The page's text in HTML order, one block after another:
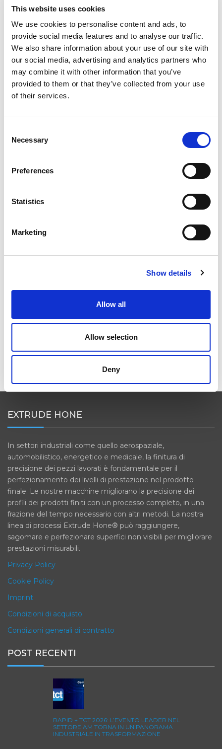
This website uses cookies
We use cookies to personalise content and ads, to
provide social media features and to analyse our traffic.
We also share information about your use of our site with
our social media, advertising and analytics partners who
may combine it with other information that you’ve
provided to them or that they’ve collected from your use
of their services.
Selection
Necessary
Preferences
Statistics
Marketing
Show details
Allow all
Allow selection
Deny
CERCA
Search
for:
POST RECENTI
OMTEC 2025: L’EVENTO ORTOPEDICO
PERFORMANCE
LE SOLUZIONI DI EXTRUDE HONE PER IL SETTORE
AEROSPAZIALE AL SALONE INTERNAZIONALE
EXTRUDE HONE
In settori industriali come quello aerospaziale,
automobilistico, energetico e medicale, la finitura di
precisione dei pezzi lavorati è fondamentale per il
perfezionamento dei livelli di prestazione nel prodotto
finale. Le nostre macchine migliorano la precisione dei
profili dei prodotti finiti con un processo completo, in una
frazione del tempo necessario con altri metodi. La nostra
linea di processi Extrude Hone® può raggiungere,
sagomare e perfezionare superfici non visibili per migliorare
prestazioni misurabili.
Privacy Policy
Cookie Policy
Imprint
Condizioni di acquisto
Condizioni generali di contratto
POST RECENTI
RAPID + TCT 2026: L’EVENTO LEADER NEL
SETTORE AM TORNA IN UN PANORAMA
INDUSTRIALE IN TRASFORMAZIONE